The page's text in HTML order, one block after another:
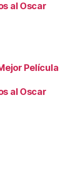
al Oscar
Película
al Oscar